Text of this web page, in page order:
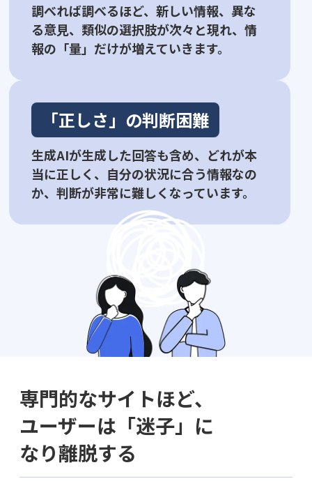
調べれば調べるほど、新しい情報、異な
る意見、類似の選択肢が次々と現れ、情
報の「量」だけが増えていきます。
「正しさ」の判断困難
生成AIが生成した回答も含め、どれが本
当に正しく、自分の状況に合う情報なの
か、判断が非常に難しくなっています。
専門的なサイトほど、
ユーザーは「迷子」に
なり離脱する